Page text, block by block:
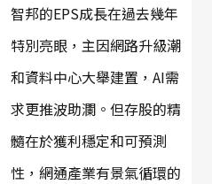
智邦的EPS成長在過去幾年
特別亮眼，主因網路升級潮
和資料中心大舉建置，AI需
求更推波助瀾。但存股的精
髓在於獲利穩定和可預測
性，網通產業有景氣循環的